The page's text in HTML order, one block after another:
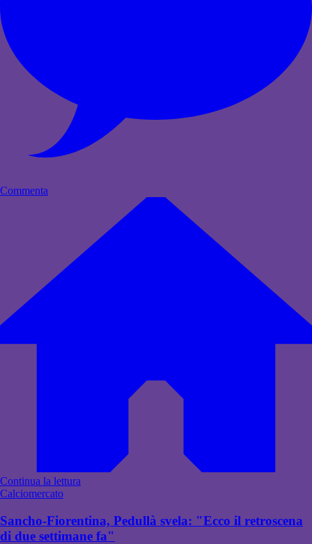
Commenta
Continua la lettura
Calciomercato
Sancho-Fiorentina, Pedullà svela: "Ecco il retroscena
di due settimane fa"